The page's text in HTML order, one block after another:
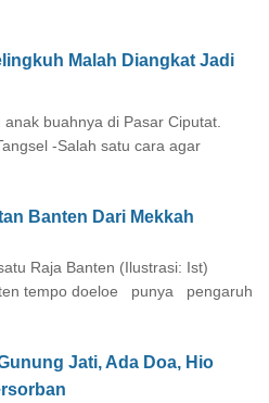
Malah Diangkat Jadi
buahnya di Pasar Ciputat.
-Salah satu cara agar
Banten Dari Mekkah
Raja Banten (Ilustrasi: Ist)
tempo doeloe punya pengaruh
Jati, Ada Doa, Hio